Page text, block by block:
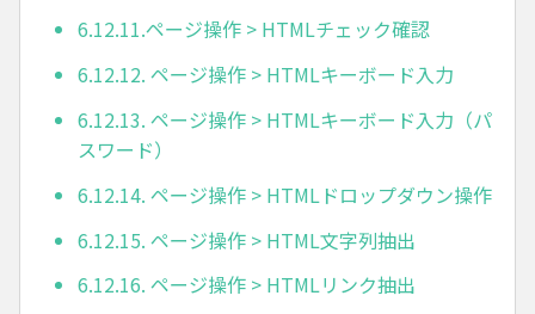
6.12.11.ページ操作 > HTMLチェック確認
6.12.12. ページ操作 > HTMLキーボード入力
6.12.13. ページ操作 > HTMLキーボード入力（パ
スワード）
6.12.14. ページ操作 > HTMLドロップダウン操作
6.12.15. ページ操作 > HTML文字列抽出
6.12.16. ページ操作 > HTMLリンク抽出